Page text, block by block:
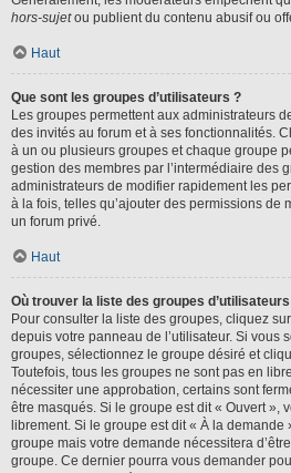
hors-sujetou publient du contenu abusif ou
Haut
Que sont les groupes d’utilisateurs ?
Les groupes permettent aux administrateurs
des invités au forum et à ses fonctionnalités.
à un ou plusieurs groupes et chaque groupe
gestion des membres par l’intermédiaire des
administrateurs de modifier rapidement les
à la fois, telles qu’ajouter des permissions de
un forum privé.
Haut
Où trouver la liste des groupes
Pour consulter la liste des groupes, cliquez
depuis votre panneau de l’utilisateur. Si vous
groupes, sélectionnez le groupe désiré et
Toutefois, tous les groupes ne sont pas en
nécessiter une approbation, certains sont
être masqués. Si le groupe est dit « Ouvert »,
librement. Si le groupe est dit « À la
groupe mais votre demande nécessitera
groupe. Ce dernier pourra vous demander